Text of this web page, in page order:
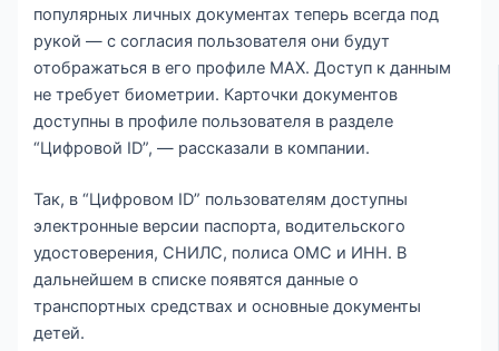
популярных личных документах теперь всегда под
рукой — с согласия пользователя они будут
отображаться в его профиле MAX. Доступ к данным
не требует биометрии. Карточки документов
доступны в профиле пользователя в разделе
“Цифровой ID”, — рассказали в компании.
Так, в “Цифровом ID” пользователям доступны
электронные версии паспорта, водительского
удостоверения, СНИЛС, полиса ОМС и ИНН. В
дальнейшем в списке появятся данные о
транспортных средствах и основные документы
детей.